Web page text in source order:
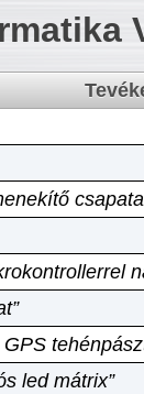
led mátrix”